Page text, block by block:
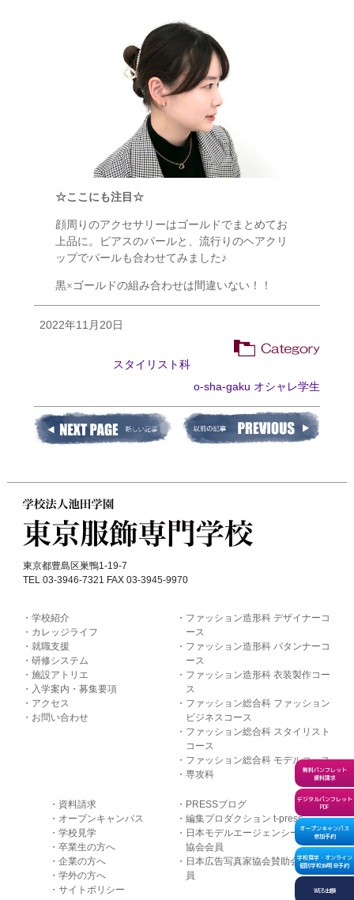
☆ここにも注目☆
顔周りのアクセサリーはゴールドでまとめてお
上品に。ピアスのパールと、流行りのヘアクリ
ップでパールも合わせてみました♪
黒×ゴールドの組み合わせは間違いない！！
2022年11月20日
スタイリスト科
o-sha-gaku オシャレ学生
東京都豊島区巣鴨1-19-7
TEL 03-3946-7321 FAX 03-3945-9970
学校紹介
カレッジライフ
就職支援
研修システム
施設アトリエ
入学案内・募集要項
アクセス
お問い合わせ
ファッション造形科 デザイナーコ
ース
ファッション造形科 パタンナーコ
ース
ファッション造形科 衣装製作コー
ス
ファッション総合科 ファッション
ビジネスコース
ファッション総合科 スタイリスト
コース
ファッション総合科 モデルコース
専攻科
資料請求
オープンキャンパス
学校見学
卒業生の方へ
企業の方へ
学外の方へ
サイトポリシー
PRESSブログ
編集プロダクション t-press
日本モデルエージェンシー
協会会員
日本広告写真家協会賛助会
員
無料パンフレット
資料請求
デジタルパンフレット
PDF
オープンキャンパス
参加予約
学校見学・オンライン
個別学校説明会予約
WEB出願